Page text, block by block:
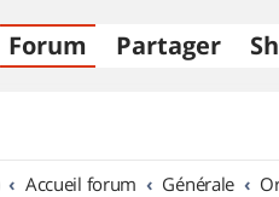
Forum Partager
Accueil forum Générale